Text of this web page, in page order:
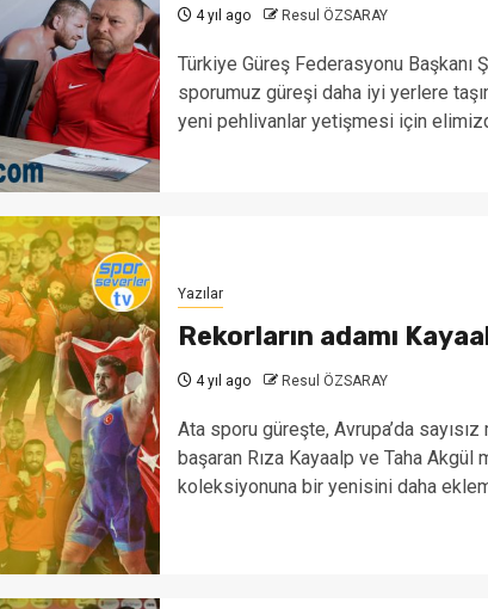
4 yıl ago Resul ÖZSARAY
Türkiye Güreş Federasyonu Başkanı
sporumuz güreşi daha iyi yerlere
yeni pehlivanlar yetişmesi için
Yazılar
Rekorların adamı
4 yıl ago Resul ÖZSARAY
Ata sporu güreşte, Avrupa’da sayısız
başaran Rıza Kayaalp ve Taha Akgül
koleksiyonuna bir yenisini daha